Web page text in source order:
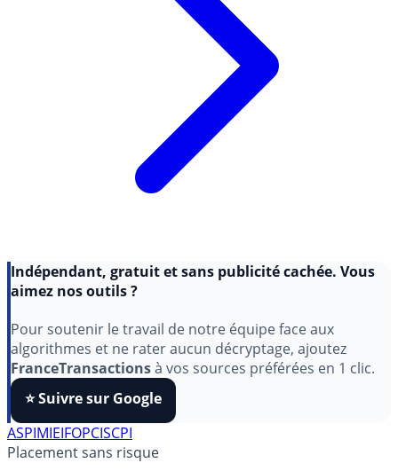
aimez nos outils ?
Pour soutenir le travail de notre équipe face aux
algorithmes et ne rater aucun décryptage, ajoutez
FranceTransactionsà vos sources préférées en 1 clic.
⭐️ Suivre sur Google